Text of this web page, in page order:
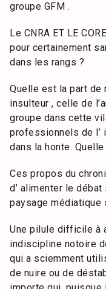
groupe GFM .
Le CNRA ET LE
pour certainement
dans les rangs ?
Quelle est la part de
insulteur , celle de
groupe dans cette
professionnels de l’
dans la honte.
Ces propos du
d’ alimenter le
paysage médiatique
Une pilule difficile à
indiscipline notoire
qui a sciemment
de nuire ou de